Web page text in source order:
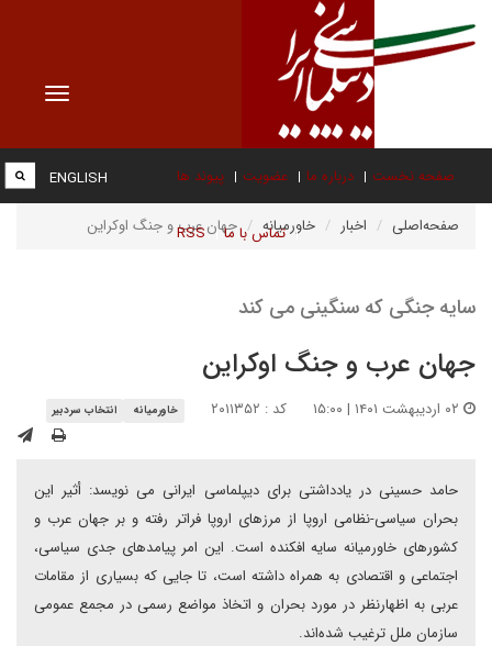
Toggle
صفحه نخست درباره ما عضویت پیوند ها
تماس با ما RSS
ENGLISH
صفحه‌اصلی اخبار خاورمیانه جهان عرب و جنگ اوکراین
سایه جنگی که سنگینی می کند
جهان عرب و جنگ اوکراین
کد : ۲۰۱۱۳۵۲ خاورمیانه انتخاب سردبیر
حامد حسینی در یادداشتی برای دیپلماسی ایرانی می نویسد: أثیر این
بحران سیاسی-نظامی اروپا از مرزهای اروپا فراتر رفته و بر جهان عرب و
کشورهای خاورمیانه سایه افکنده است. این امر پیامدهای جدی سیاسی،
اجتماعی و اقتصادی به همراه داشته است، تا جایی که بسیاری از مقامات
عربی به اظهارنظر در مورد بحران و اتخاذ مواضع رسمی در مجمع عمومی
سازمان ملل ترغیب شده‌اند.